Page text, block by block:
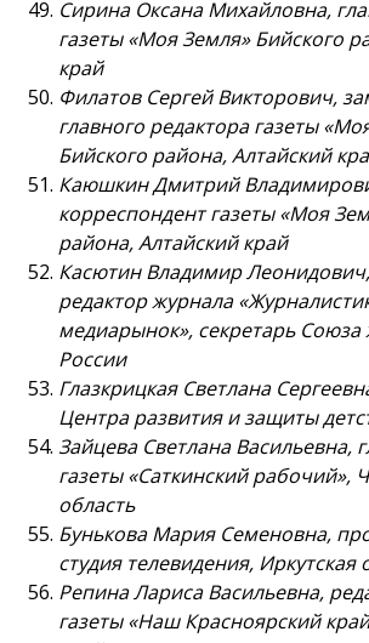
Сирина Оксана Михайловна,
газеты «Моя Земля» Бийского
край
Филатов Сергей Викторович,
главного редактора газеты
Бийского района, Алтайский
Каюшкин Дмитрий
корреспондент газеты «Моя
района, Алтайский край
Касютин Владимир
редактор журнала
медиарынок», секретарь Союза
России
Глазкрицкая Светлана
Центра развития и защиты
Зайцева Светлана Васильевна,
газеты «Саткинский рабочий»,
область
Бунькова Мария Семеновна,
студия телевидения, Иркутская
Репина Лариса Васильевна,
газеты «Наш Красноярский